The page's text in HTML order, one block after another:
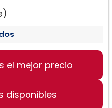
el mejor precio
disponibles